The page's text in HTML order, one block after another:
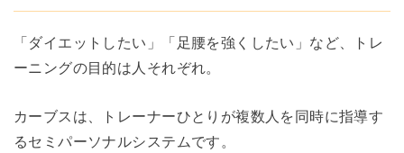
「ダイエットしたい」「足腰を強くしたい」など、トレ
ーニングの目的は人それぞれ。
カーブスは、トレーナーひとりが複数人を同時に指導す
るセミパーソナルシステムです。